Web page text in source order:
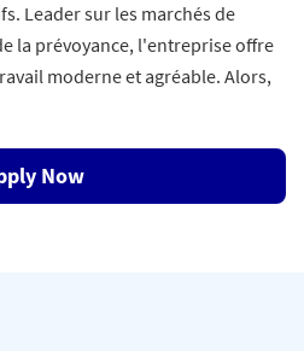
Leader sur les marchés de
la prévoyance, l'entreprise offre
moderne et agréable. Alors,
Now